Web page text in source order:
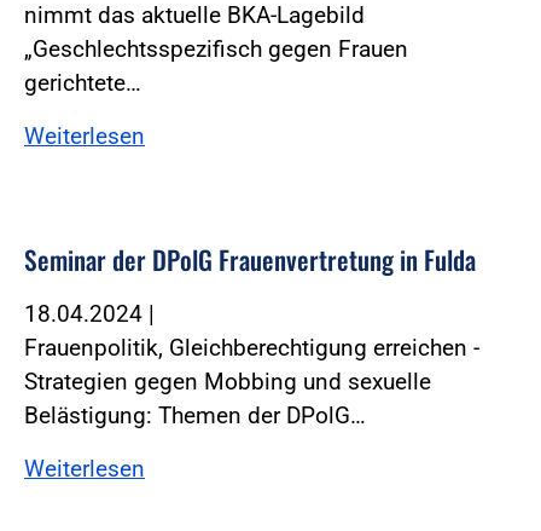
nimmt das aktuelle BKA-Lagebild
„Geschlechtsspezifisch gegen Frauen
gerichtete…
Weiterlesen
Seminar der DPolG Frauenvertretung in Fulda
18.04.2024 |
Frauenpolitik, Gleichberechtigung erreichen -
Strategien gegen Mobbing und sexuelle
Belästigung: Themen der DPolG…
Weiterlesen